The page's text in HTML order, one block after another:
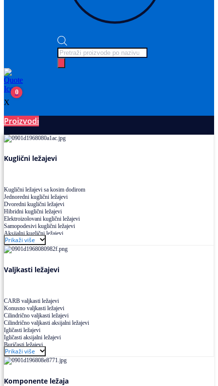
Products
search
0
X
Proizvodi
Kuglični ležajevi
Kuglični ležajevi sa kosim dodirom
Jednoredni kuglični ležajevi
Dvoredni kuglični ležajevi
Hibridni kuglični ležajevi
Elektroizolovani kuglični ležajevi
Samopodesivi kuglični ležajevi
Aksijalni kuglični ležajevi
Kuglični ležajevi od nerđajućeg čelika
Prikaži više
Valjkasti ležajevi
CARB valjkasti ležajevi
Konusno valjkasti ležajevi
Cilindrično valjkasti ležajevi
Cilindrično valjkasti aksijalni ležajevi
Igličasti ležajevi
Igličasti aksijalni ležajevi
Buričasti ležajevi
Buričasti zaptiveni ležajevi
Buričasti aksijalni ležajevi
Prikaži više
Komponente ležaja